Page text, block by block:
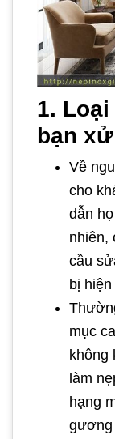
1.
bạn
Về
cho
dẫn
nhiên,
cầu
bị hiện
mục
không
làm
hạng
gương